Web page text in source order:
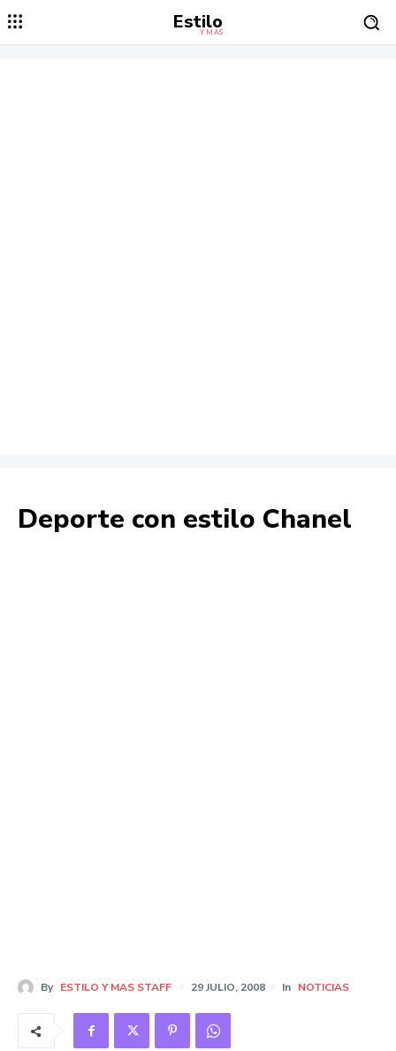
Estilo
Y MÁS
Deporte con estilo Chanel
By ESTILO Y MAS STAFF 29 JULIO, 2008 In NOTICIAS